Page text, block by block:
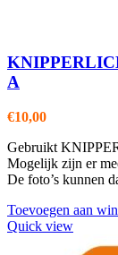
A
€10,00
Gebruikt
Mogelijk zijn er
De foto’s kunnen
Toevoegen aan
Quick view